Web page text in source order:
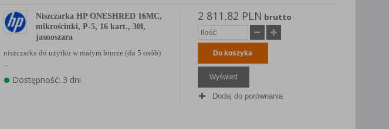
Niszczarka HP ONESHRED 16MC,
mikrościnki, P-5, 16 kart., 30l,
jasnoszara
niszczarka do użytku w małym biurze (do 5 osób)
Dostępność: 3 dni
2 811,82 PLN brutto
Do koszyka
Wyświetl
Dodaj do porównania